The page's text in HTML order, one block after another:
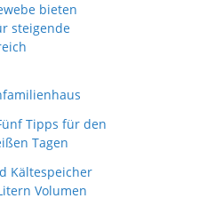
bieten
steigende
Tipps für den
Tagen
Kältespeicher
Volumen